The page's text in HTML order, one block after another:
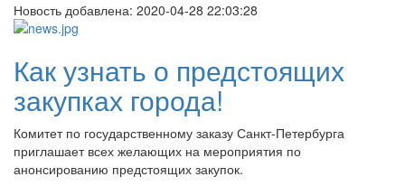
Новость добавлена: 2020-04-28 22:03:28
Как узнать о предстоящих
закупках города!
Комитет по государственному заказу Санкт-Петербурга
приглашает всех желающих на мероприятия по
анонсированию предстоящих закупок.